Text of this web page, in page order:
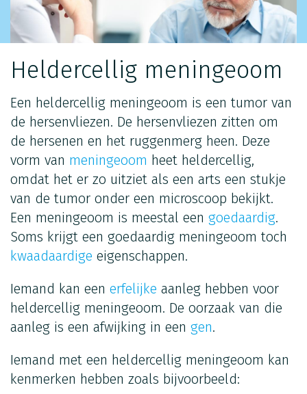
Heldercellig meningeoom
Een heldercellig meningeoom is een tumor van
de hersenvliezen. De hersenvliezen zitten om
de hersenen en het ruggenmerg heen. Deze
vorm van meningeoom heet heldercellig,
omdat het er zo uitziet als een arts een stukje
van de tumor onder een microscoop bekijkt.
Een meningeoom is meestal een goedaardig.
Soms krijgt een goedaardig meningeoom toch
kwaadaardige eigenschappen.
Iemand kan een erfelijke aanleg hebben voor
heldercellig meningeoom. De oorzaak van die
aanleg is een afwijking in een gen.
Iemand met een heldercellig meningeoom kan
kenmerken hebben zoals bijvoorbeeld: